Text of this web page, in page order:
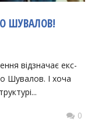
ШУВАЛОВ!
відзначає екс-
Шувалов. І хоча
0